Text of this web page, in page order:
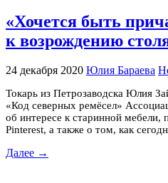
«Хочется быть
к возрождению
24 декабря 2020 Юлия Бараева
Токарь из Петрозаводска Юлия
«Код северных ремёсел»
об интересе к старинной мебели,
Pinterest, а также о том, как
Далее →